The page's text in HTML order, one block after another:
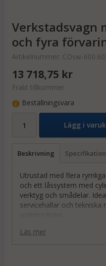
Verkstadsvagn
och fyra
Artikelnummer: COsw-
13 718,75 kr
Frakt tillkommer
Beställningsvara
Lägg i
Beskrivning
Utrustad med flera
och ett låssystem med
verktyg och smådelar.
servicehallar och
Lådor med
Läs mer